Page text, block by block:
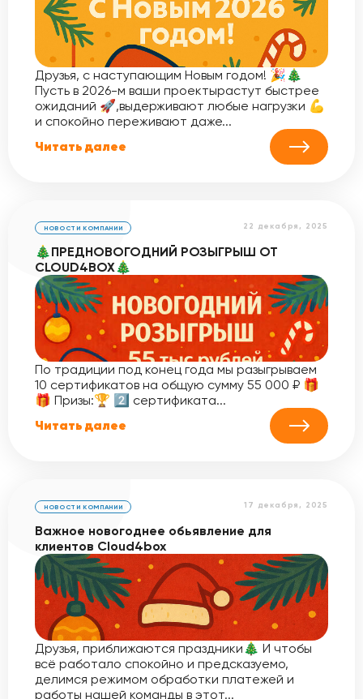
Друзья, с наступающим Новым годом! 🎉🎄
Пусть в 2026-м ваши проектырастут быстрее
ожиданий 🚀,выдерживают любые нагрузки 💪
и спокойно переживают даже...
Читать далее
22 декабря, 2025
НОВОСТИ КОМПАНИИ
🎄ПРЕДНОВОГОДНИЙ РОЗЫГРЫШ ОТ
CLOUD4BOX🎄
По традиции под конец года мы разыгрываем
10 сертификатов на общую сумму 55 000 ₽ 🎁
🎁 Призы:🏆 2️⃣ сертификата...
Читать далее
17 декабря, 2025
НОВОСТИ КОМПАНИИ
Важное новогоднее обьявление для
клиентов Cloud4box
Друзья, приближаются праздники🎄 И чтобы
всё работало спокойно и предсказуемо,
делимся режимом обработки платежей и
работы нашей команды в этот...